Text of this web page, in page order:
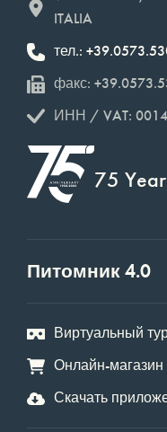
ITALIA
тел.:
факс:
ИНН / VAT:
75
Питомник 4.0
Виртуальный
Онлайн-магазин
Скачать